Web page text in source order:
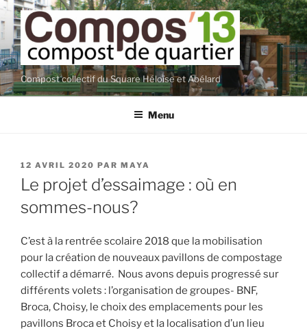
Aller
au
contenu
principal
Compost collectif du Square Héloïse et Abélard
Menu
PUBLIÉ
LE
12 AVRIL 2020 PAR MAYA
Le projet d’essaimage : où en
sommes-nous?
C’est à la rentrée scolaire 2018 que la mobilisation
pour la création de nouveaux pavillons de compostage
collectif a démarré. Nous avons depuis progressé sur
différents volets : l’organisation de groupes- BNF,
Broca, Choisy, le choix des emplacements pour les
pavillons Broca et Choisy et la localisation d’un lieu